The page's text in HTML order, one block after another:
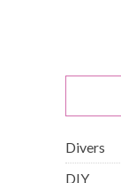
Divers
DIY